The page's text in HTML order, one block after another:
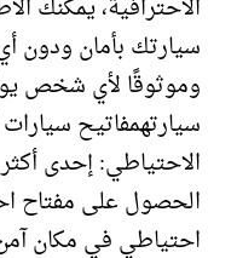
الاحترافية، يمكنك
سيارتك بأمان ودون
وموثوقًا لأي شخص
الاحتياطي: إحدى
الحصول على مفتاح
احتياطي في مكان